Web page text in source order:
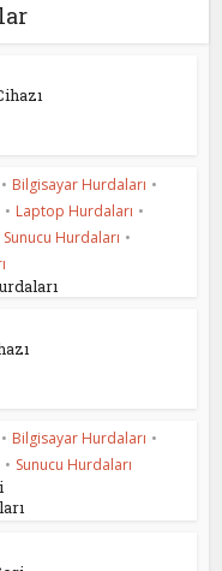
• Bilgisayar Hurdaları •
• Laptop Hurdaları •
Sunucu Hurdaları •
• Bilgisayar Hurdaları •
• Sunucu Hurdaları